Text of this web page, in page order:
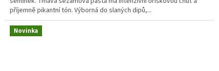
příjemně pikantní tón. Výborná do slaných dipů,...
Novinka